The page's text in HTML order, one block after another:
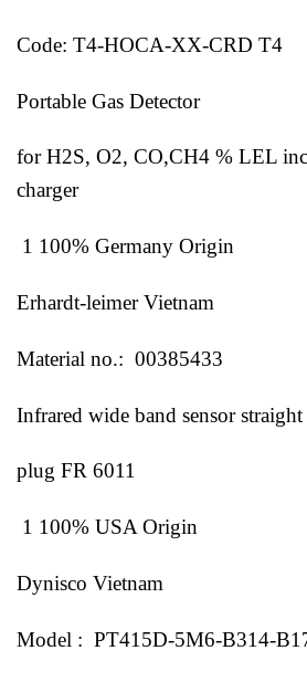
Code: T4-HOCA-XX-CRD T4
Portable Gas Detector
for H2S, O2, CO,CH4 % LEL
charger
1 100% Germany Origin
Erhardt-leimer Vietnam
Material no.: 00385433
Infrared wide band sensor straight
plug FR 6011
1 100% USA Origin
Dynisco Vietnam
Model : PT415D-5M6-B314-